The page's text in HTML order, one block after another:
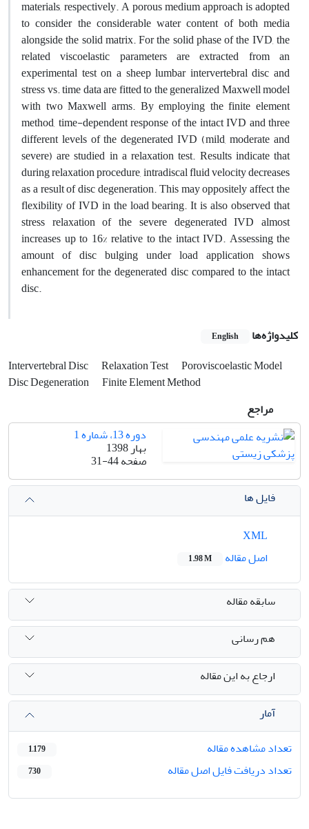
materials, respectively. A porous medium approach is adopted
to consider the considerable water content of both media
alongside the solid matrix. For the solid phase of the IVD, the
related viscoelastic parameters are extracted from an
experimental test on a sheep lumbar intervertebral disc and
stress vs. time data are fitted to the generalized Maxwell model
with two Maxwell arms. By employing the finite element
method, time-dependent response of the intact IVD and three
different levels of the degenerated IVD (mild, moderate and
severe) are studied in a relaxation test. Results indicate that
during relaxation procedure, intradiscal fluid velocity decreases
as a result of disc degeneration. This may oppositely affect the
flexibility of IVD in the load bearing. It is also observed that
stress relaxation of the severe degenerated IVD almost
increases up to 16% relative to the intact IVD. Assessing the
amount of disc bulging under load application shows
enhancement for the degenerated disc compared to the intact
disc.
کلیدواژه‌ها English
Intervertebral Disc Relaxation Test Poroviscoelastic Model
Disc Degeneration
Finite Element Method
مراجع
دوره 13، شماره 1
بهار 1398
صفحه31-44
فایل ها
اصل مقاله
1.98 M
سابقه مقاله
هم رسانی
ارجاع به این مقاله
آمار
تعداد مشاهده مقاله
1,179
تعداد دریافت فایل اصل مقاله 730